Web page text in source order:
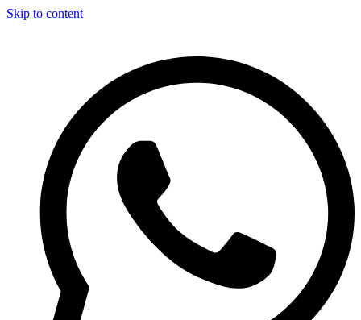
Skip to content